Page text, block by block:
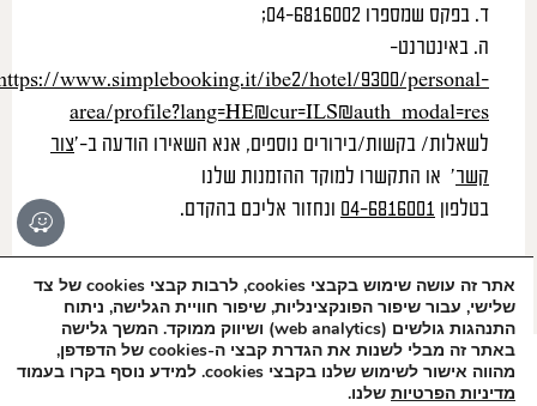
ד. בפקס שמספרו 04-6816002;
ה. באינטרנט-
https://www.simplebooking.it/ibe2/hotel/9300/personal-
area/profile?lang=HE&cur=ILS&auth_modal=res
לשאלות/ בקשות/בירורים נוספים, אנא השאירו הודעה ב-‘צור
קשר‘ או התקשרו למוקד ההזמנות שלנו
בטלפון 04-6816001ונחזור אליכם בהקדם.
הצטרפו לרשימת
הדיוור שלנו!
אתר זה עושה שימוש בקבצי cookies, לרבות קבצי cookies של צד
שלישי, עבור שיפור הפונקצינליות, שיפור חוויית הגלישה, ניתוח
התנהגות גולשים (web analytics) ושיווק ממוקד. המשך גלישה
באתר זה מבלי לשנות את הגדרת קבצי ה-cookies של הדפדפן,
מהווה אישור לשימוש שלנו בקבצי cookies. למידע נוסף בקרו בעמוד
מדיניות הפרטיותשלנו.